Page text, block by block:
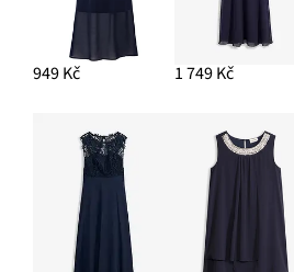
949 Kč 1 749 Kč